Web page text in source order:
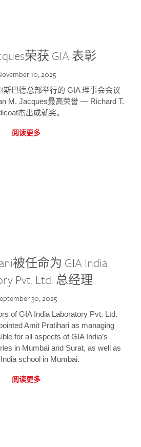
荣获 GIA 表彰
10, 2025
斯巴德总部举行的 GIA 理事会会议
M. Jacques最高荣誉 — Richard T.
杰出成就奖。
阅读更多
被任命为 GIA India
Pvt. Ltd. 总经理
30, 2025
of GIA India Laboratory Pvt. Ltd.
Amit Pratihari as managing
for all aspects of GIA India’s
in Mumbai and Surat, as well as
school in Mumbai.
阅读更多